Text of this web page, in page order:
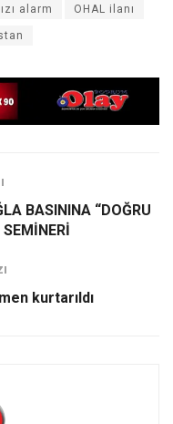
alarm OHAL ilanı
BASININA “DOĞRU
kurtarıldı